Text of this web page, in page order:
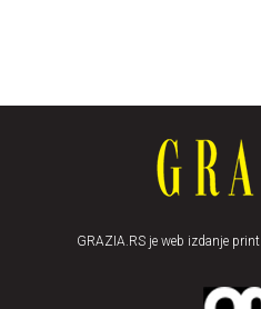
GRAZIA.RS je web izdanje